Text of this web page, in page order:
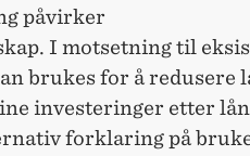
påvirker
I motsetning til
brukes for å redusere
investeringer etter
forklaring på